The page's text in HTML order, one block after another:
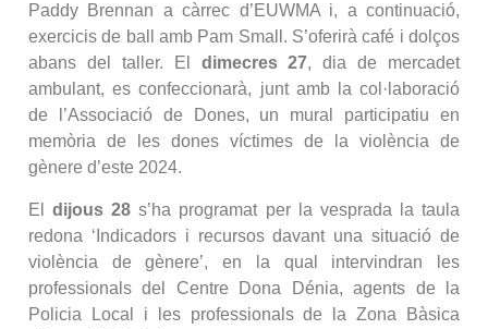
Paddy Brennan a càrrec d’EUWMA i, a continuació,
exercicis de ball amb Pam Small. S’oferirà café i dolços
abans del taller. El dimecres 27, dia de mercadet
ambulant, es confeccionarà, junt amb la col·laboració
de l’Associació de Dones, un mural participatiu en
memòria de les dones víctimes de la violència de
gènere d’este 2024.
Eldijous 28 s’ha programat per la vesprada la taula
redona ‘Indicadors i recursos davant una situació de
violència de gènere’, en la qual intervindran les
professionals del Centre Dona Dénia, agents de la
Policia Local i les professionals de la Zona Bàsica